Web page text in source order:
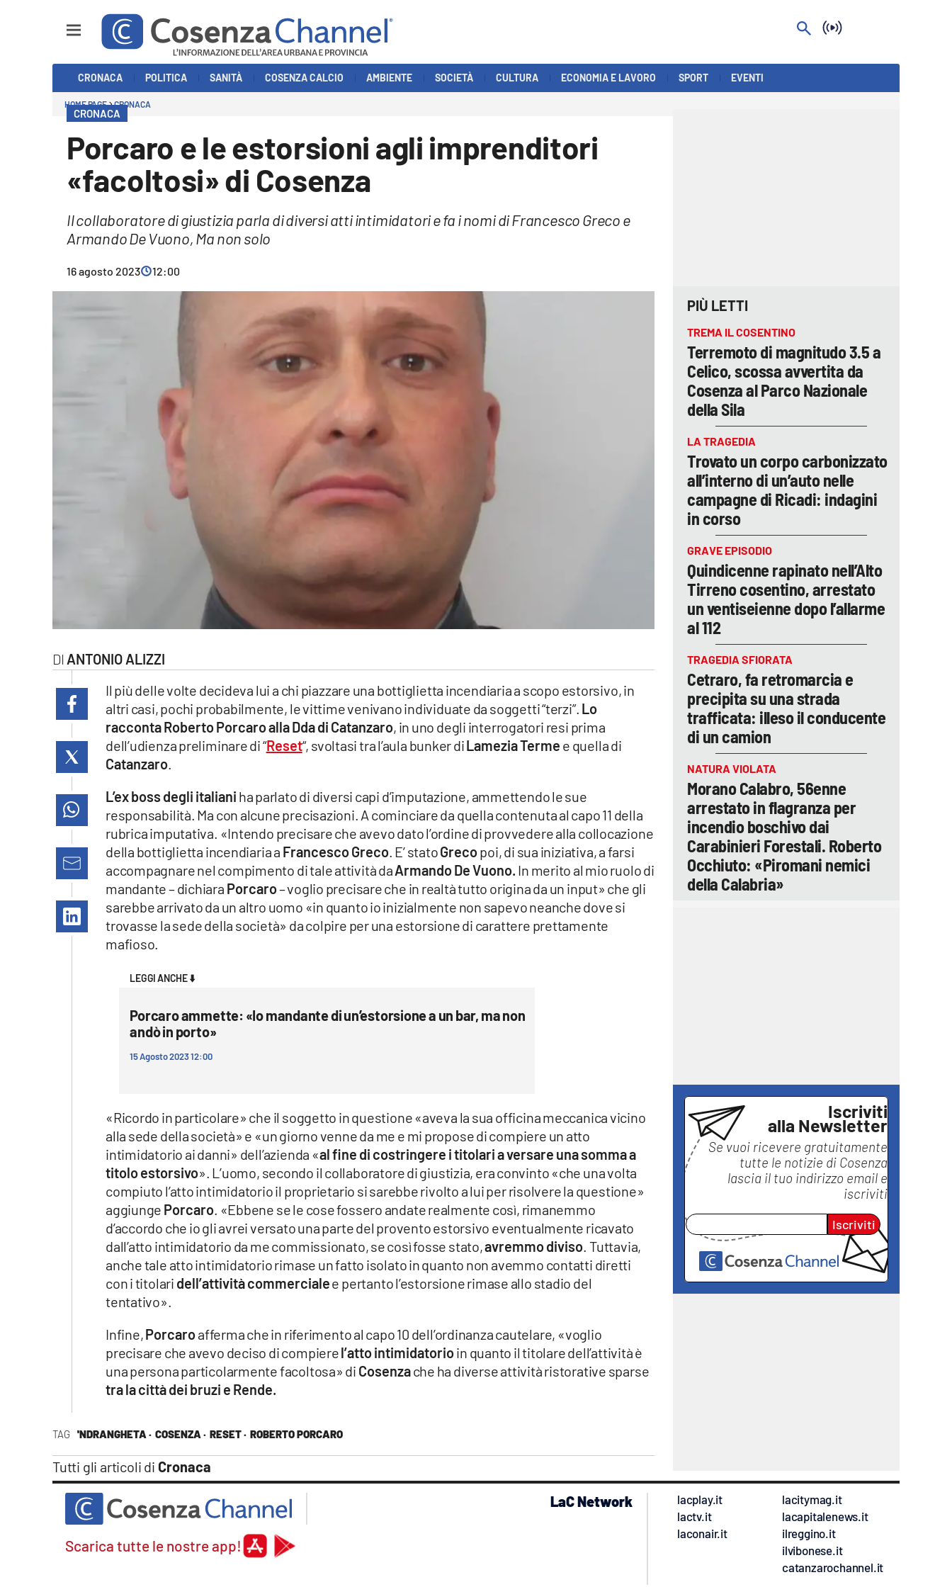
cosenzachannel.it
lacapitalenews.it
Vai
CRONACA POLITICA SANITÀ COSENZA CALCIO AMBIENTE SOCIETÀ CULTURA ECONOMIA E LAVORO SPORT EVENTI
HOME PAGE CRONACA
CRONACA
Porcaro e le estorsioni agli imprenditori
«facoltosi» di Cosenza
Il collaboratore di giustizia parla di diversi atti intimidatori e fa i nomi di Francesco Greco e
Armando De Vuono, Ma non solo
16 agosto 2023 12:00
ANTONIO ALIZZI
TAG 'NDRANGHETA · COSENZA · RESET · ROBERTO PORCARO
Tutti gli articoli di Cronaca
Il più delle volte decideva lui a chi piazzare una bottiglietta incendiaria a scopo estorsivo, in
altri casi, pochi probabilmente, le vittime venivano individuate da soggetti “terzi”. Lo
racconta Roberto Porcaro alla Dda di Catanzaro, in uno degli interrogatori resi prima
dell’udienza preliminare di “Reset“, svoltasi tra l’aula bunker diLamezia Terme e quella di
Catanzaro.
L’ex boss degli italiani ha parlato di diversi capi d’imputazione, ammettendo le sue
responsabilità. Ma con alcune precisazioni. A cominciare da quella contenuta al capo 11 della
rubrica imputativa. «Intendo precisare che avevo dato l’ordine di provvedere alla collocazione
della bottiglietta incendiaria a Francesco Greco. E’ statoGrecopoi, di sua iniziativa, a farsi
accompagnare nel compimento di tale attività daArmando De Vuono. In merito al mio ruolo di
mandante – dichiara Porcaro– voglio precisare che in realtà tutto origina da un input» che gli
sarebbe arrivato da un altro uomo «in quanto io inizialmente non sapevo neanche dove si
trovasse la sede della società» da colpire per una estorsione di carattere prettamente
mafioso.
LEGGI ANCHE ⬇️
Porcaro ammette: «Io mandante di un’estorsione a un bar, ma non
andò in porto»
15 Agosto 2023 12:00
«Ricordo in particolare» che il soggetto in questione «aveva la sua officina meccanica vicino
alla sede della società» e «un giorno venne da me e mi propose di compiere un atto
intimidatorio ai danni» dell’azienda «al fine di costringere i titolari a versare una somma a
titolo estorsivo». L’uomo, secondo il collaboratore di giustizia, era convinto «che una volta
compiuto l’atto intimidatorio il proprietario si sarebbe rivolto a lui per risolvere la questione»
aggiunge Porcaro. «Ebbene se le cose fossero andate realmente così, rimanemmo
d’accordo che io gli avrei versato una parte del provento estorsivo eventualmente ricavato
dall’atto intimidatorio da me commissionato, se così fosse stato,avremmo diviso. Tuttavia,
anche tale atto intimidatorio rimase un fatto isolato in quanto non avemmo contatti diretti
con i titolari dell’attività commercialee pertanto l’estorsione rimase allo stadio del
tentativo».
Infine,Porcaroafferma che in riferimento al capo 10 dell’ordinanza cautelare, «voglio
precisare che avevo deciso di compierel’atto intimidatorioin quanto il titolare dell’attività è
una persona particolarmente facoltosa» di Cosenzache ha diverse attività ristorative sparse
tra la città dei bruzi e Rende.
PIÙ LETTI
TREMA IL COSENTINO
Terremoto di magnitudo 3.5 a
Celico, scossa avvertita da
Cosenza al Parco Nazionale
della Sila
LA TRAGEDIA
Trovato un corpo carbonizzato
all’interno di un’auto nelle
campagne di Ricadi: indagini
in corso
GRAVE EPISODIO
Quindicenne rapinato nell’Alto
Tirreno cosentino, arrestato
un ventiseienne dopo l’allarme
al 112
TRAGEDIA SFIORATA
Cetraro, fa retromarcia e
precipita su una strada
trafficata: illeso il conducente
di un camion
NATURA VIOLATA
Morano Calabro, 56enne
arrestato in flagranza per
incendio boschivo dai
Carabinieri Forestali. Roberto
Occhiuto: «Piromani nemici
della Calabria»
Iscriviti
alla Newsletter
Se vuoi ricevere gratuitamente
tutte le notizie di Cosenza
lascia il tuo indirizzo email e
iscriviti
Iscriviti
Scarica tutte le nostre app!
LaC Network
lacplay.it
lactv.it
laconair.it
lacitymag.it
lacapitalenews.it
ilreggino.it
ilvibonese.it
catanzarochannel.it